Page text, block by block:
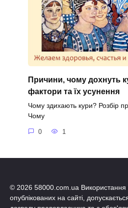
Причини, чому дохнуть
фактори та їх усунення
Чому здихають кури? Розбір
Чому
0 1
© 2026 58000.com.ua Використання
опублікованих на сайті,